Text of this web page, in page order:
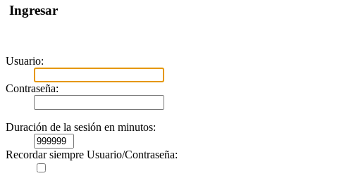
Ingresar
Usuario:
Contraseña:
Duración de la sesión en minutos:
Recordar siempre Usuario/Contraseña: